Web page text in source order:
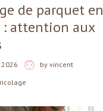
de parquet en
: attention aux
by vincent